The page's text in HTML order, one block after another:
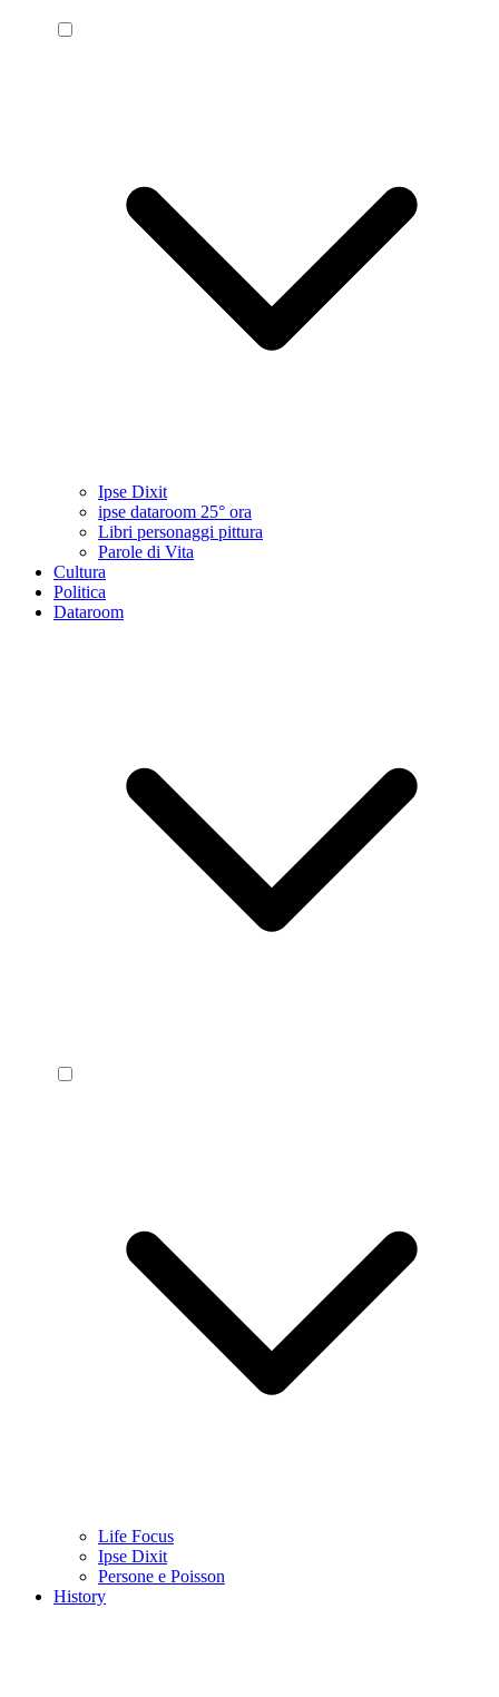
Ipse Dixit
ipse dataroom 25° ora
Libri personaggi pittura
Parole di Vita
Cultura
Politica
Dataroom
Life Focus
Ipse Dixit
Persone e Poisson
History